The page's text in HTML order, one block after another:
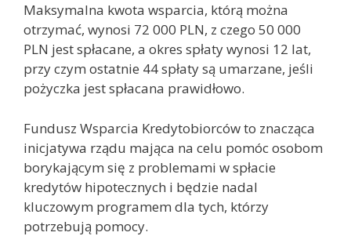
Maksymalna kwota wsparcia, którą można
otrzymać, wynosi 72 000 PLN, z czego 50 000
PLN jest spłacane, a okres spłaty wynosi 12 lat,
przy czym ostatnie 44 spłaty są umarzane, jeśli
pożyczka jest spłacana prawidłowo.
Fundusz Wsparcia Kredytobiorców to znacząca
inicjatywa rządu mająca na celu pomóc osobom
borykającym się z problemami w spłacie
kredytów hipotecznych i będzie nadal
kluczowym programem dla tych, którzy
potrzebują pomocy.